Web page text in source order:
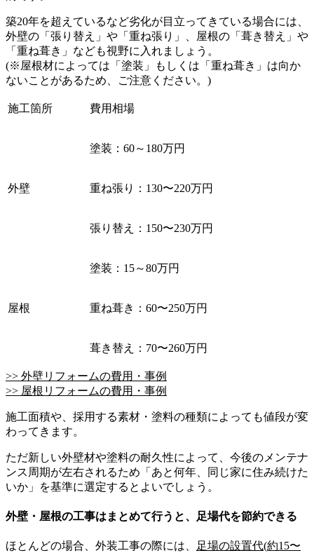
築20年を超えているなど劣化が目立ってきている場合には、
外壁の「張り替え」や「重ね張り」、屋根の「葺き替え」や
「重ね葺き」なども視野に入れましょう。
(※屋根材によっては「塗装」もしくは「重ね葺き」は向か
ないことがあるため、ご注意ください。)
施工箇所 費用相場
外壁
塗装：60～180万円
重ね張り：130〜220万円
張り替え：150〜230万円
屋根
塗装：15～80万円
重ね葺き：60〜250万円
葺き替え：70〜260万円
>> 外壁リフォームの費用・事例
>> 屋根リフォームの費用・事例
施工面積や、採用する素材・塗料の種類によっても値段が変
わってきます。
ただ新しい外壁材や塗料の耐久性によって、今後のメンテナ
ンス周期が左右されるため「あと何年、同じ家に住み続けた
いか」を基準に選定するとよいでしょう。
外壁・屋根の工事はまとめて行うと、足場代を節約できる
ほとんどの場合、外装工事の際には、 足場の設置代(約15〜